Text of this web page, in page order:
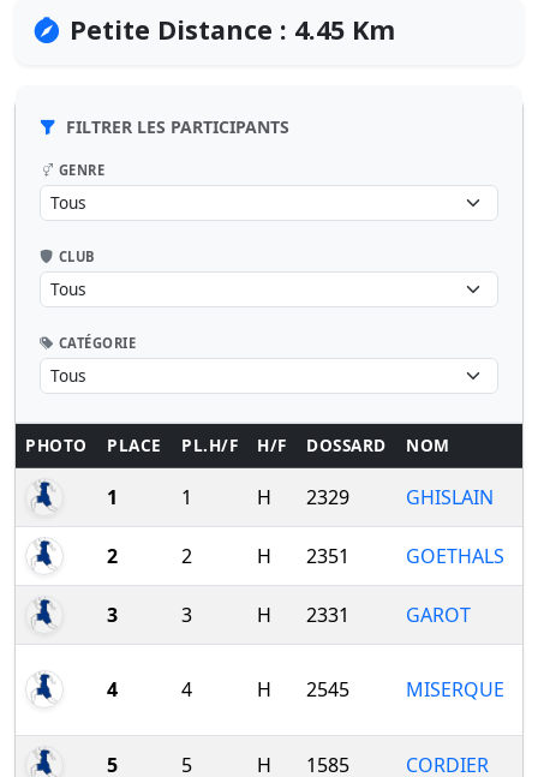
Petite Distance : 4.45 Km
FILTRER LES PARTICIPANTS
GENRE
CLUB
CATÉGORIE
PHOTO PLACE PL.H/F H/F DOSSARD NOM
1 1 H 2329 GHISLAIN
2 2 H 2351 GOETHALS
3 3 H 2331 GAROT
4 4 H 2545 MISERQUE
5 5 H 1585 CORDIER